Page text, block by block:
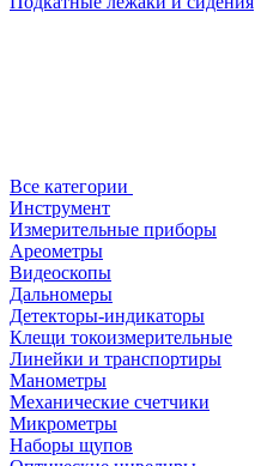
Все категории
Инструмент
Измерительные приборы
Ареометры
Видеоскопы
Дальномеры
Детекторы-индикаторы
Клещи токоизмерительные
Линейки и транспортиры
Манометры
Механические счетчики
Микрометры
Наборы щупов